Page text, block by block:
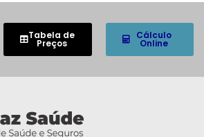
Tabela de
Preços
Cálculo
Online